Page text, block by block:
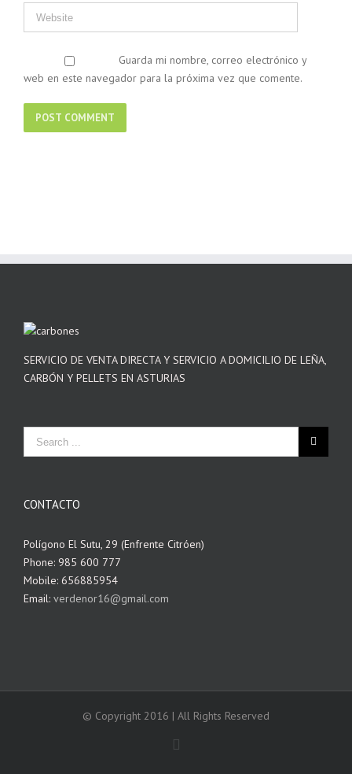
Guarda mi nombre, correo electrónico y
web en este navegador para la próxima vez que comente.
SERVICIO DE VENTA DIRECTA Y SERVICIO A DOMICILIO DE LEÑA,
CARBÓN Y PELLETS EN ASTURIAS
CONTACTO
Polígono El Sutu, 29 (Enfrente Citróen)
Phone: 985 600 777
Mobile: 656885954
Email: verdenor16@gmail.com
© Copyright 2016 | All Rights Reserved